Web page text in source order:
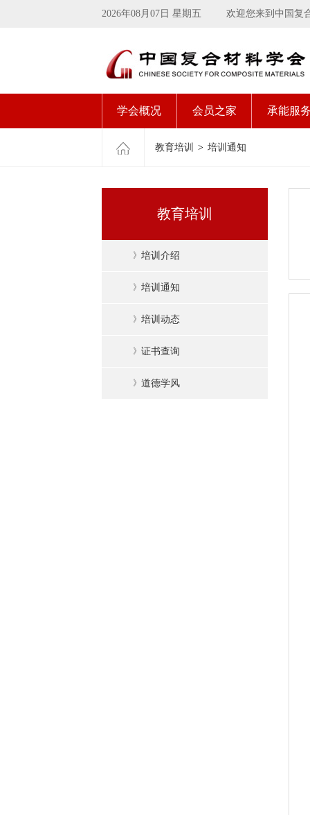
2026年08月07日 星期五 欢迎您来到中国复
学会概况 会员之家 承能服
教育培训 > 培训通知
教育培训
》 培训介绍
》 培训通知
》 培训动态
》 证书查询
》 道德学风